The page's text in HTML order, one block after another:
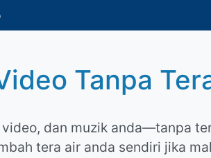
Tanpa
dan muzik anda—tanpa
tera air anda sendiri jika